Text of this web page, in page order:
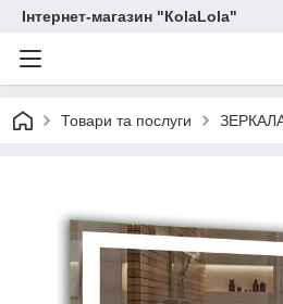
Інтернет-магазин "КоlaLola"
Товари та послуги